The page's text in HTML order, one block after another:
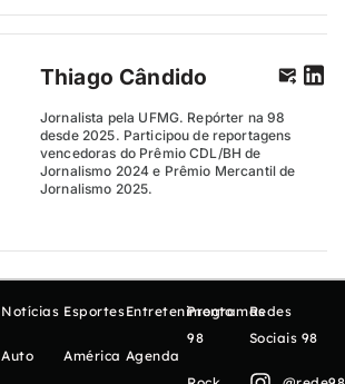
Thiago Cândido
Jornalista pela UFMG. Repórter na 98
desde 2025. Participou de reportagens
vencedoras do Prêmio CDL/BH de
Jornalismo 2024 e Prêmio Mercantil de
Jornalismo 2025.
Notícias
Auto
Esportes
América
Entretenimento
Agenda
Programas
98
Redes
Sociais 98